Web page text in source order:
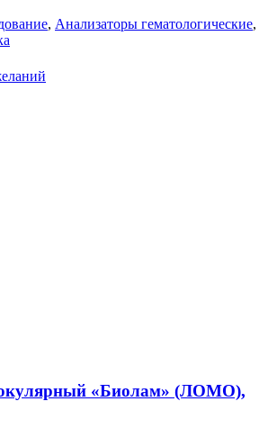
, Анализаторы гематологические,
«Биолам» (ЛОМО),